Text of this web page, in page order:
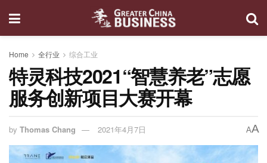
Home 全行业 综合工业
特灵科技2021“智慧养老”志愿
服务创新项目大赛开幕
by Thomas Chang 2021年4月7日 AA